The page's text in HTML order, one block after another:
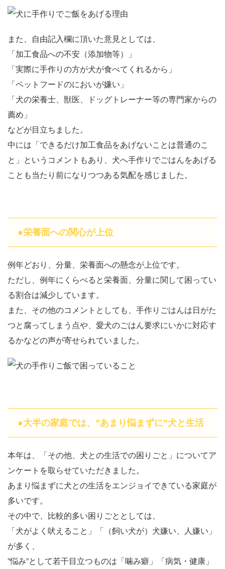
また、自由記入欄に頂いた意見としては、
「加工食品への不安（添加物等）」
「実際に手作りの方が犬が食べてくれるから」
「ペットフードのにおいが嫌い」
「犬の栄養士、獣医、ドッグトレーナー等の専門家からの
薦め」
などが目立ちました。
中には「できるだけ加工食品をあげないことは普通のこ
と」というコメントもあり、犬へ手作りでごはんをあげる
ことも当たり前になりつつある気配を感じました。
●栄養面への関心が上位
例年どおり、分量、栄養面への懸念が上位です。
ただし、例年にくらべると栄養面、分量に関して困ってい
る割合は減少しています。
また、その他のコメントとしても、手作りごはんは日がた
つと腐ってしまう点や、愛犬のごはん要求にいかに対応す
るかなどの声が寄せられていました。
●大半の家庭では、”あまり悩まずに”犬と生活
本年は、「その他、犬との生活での困りごと」についてア
ンケートを取らせていただきました。
あまり悩まずに犬との生活をエンジョイできている家庭が
多いです。
その中で、比較的多い困りごととしては、
「犬がよく吠えること」「（飼い犬が）犬嫌い、人嫌い」
が多く、
”悩み”として若干目立つものは「噛み癖」「病気・健康」